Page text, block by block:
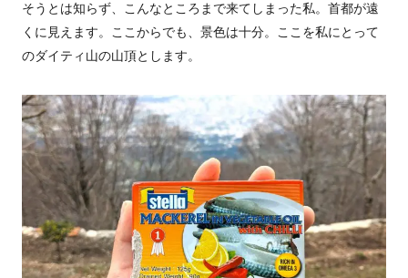
そうとは知らず、こんなところまで来てしまった私。首都が遠
くに見えます。ここからでも、景色は十分。ここを私にとって
のダイティ山の山頂とします。